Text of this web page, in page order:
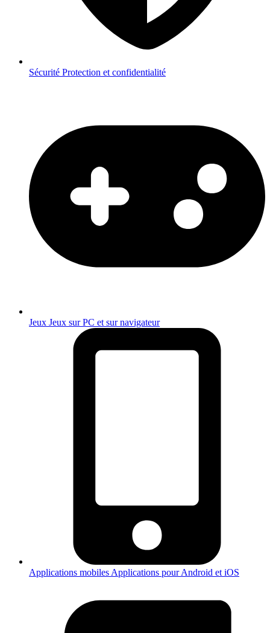
Sécurité Protection et confidentialité
Jeux Jeux sur PC et sur navigateur
Applications mobiles Applications pour Android et iOS